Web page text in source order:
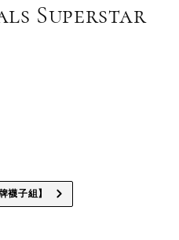
Superstar
襪子組】